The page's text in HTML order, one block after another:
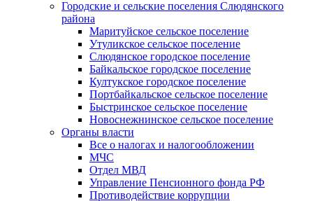
Городские и сельские поселения Слюдянского
района
Маритуйское сельское поселение
Утуликское сельское поселение
Слюдянское городское поселение
Байкальское городское поселение
Култукское городское поселение
Портбайкальское сельское поселение
Быстринское сельское поселение
Новоснежнинское сельское поселение
Органы власти
Все о налогах и налогообложении
МЧС
Отдел МВД
Управление Пенсионного фонда РФ
Противодействие коррупции